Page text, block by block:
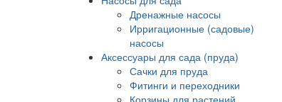
Дренажные насосы
Ирригационные (садовые)
насосы
Аксессуары для сада (пруда)
Сачки для пруда
Фитинги и переходники
Корзины для растений